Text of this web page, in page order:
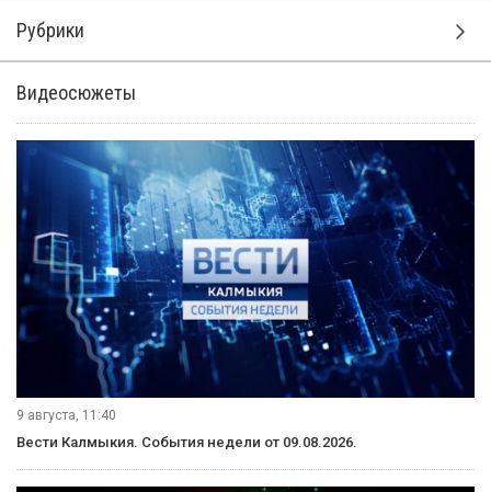
собирает музейную экспозицию
СССР, в Элисте спасли девочку,
проглотившую 17 магнитов,
Роман Шогджиев одержал
победу в первом туре
чемпионата Азии по
классическим шахматам
Это самые популярные новости минувшей недели,
вызвавшие наибольший отклик у наших подписчиков.
Об этом в рубрике «Вести в сети» подробно расскажет
Саглара Чингеева.